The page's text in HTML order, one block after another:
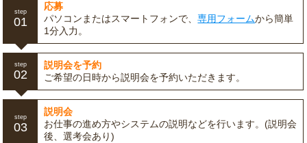
step
01
応募
パソコンまたはスマートフォンで、専用フォームから簡単
1分入力。
step
02
説明会を予約
ご希望の日時から説明会を予約いただきます。
step
03
説明会
お仕事の進め方やシステムの説明などを行います。(説明会
後、選考会あり)